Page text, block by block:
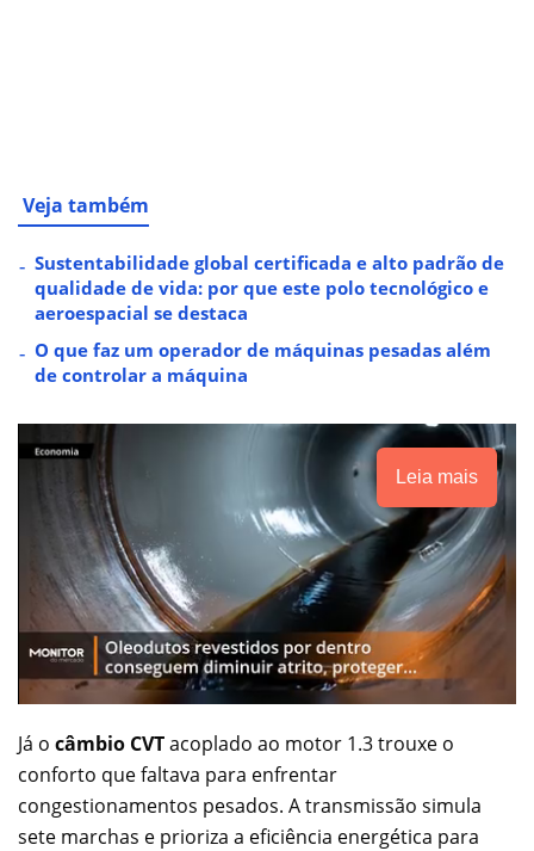
Veja também
Sustentabilidade global certificada e alto padrão de
qualidade de vida: por que este polo tecnológico e
aeroespacial se destaca
O que faz um operador de máquinas pesadas além
de controlar a máquina
Leia mais
Já o câmbio CVTacoplado ao motor 1.3 trouxe o
conforto que faltava para enfrentar
congestionamentos pesados. A transmissão simula
sete marchas e prioriza a eficiência energética para